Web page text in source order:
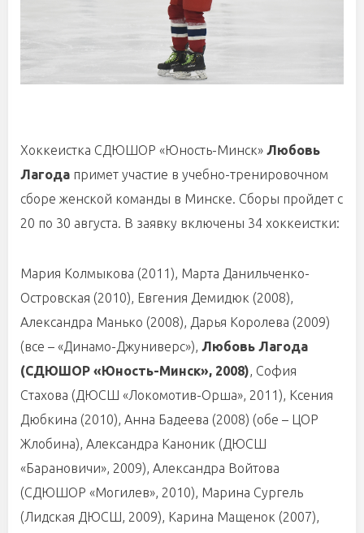
Хоккеистка СДЮШОР «Юность-Минск» Любовь
Лагода примет участие в учебно-тренировочном
сборе женской команды в Минске. Сборы пройдет с
20 по 30 августа. В заявку включены 34 хоккеистки:
Мария Колмыкова (2011), Марта Данильченко-
Островская (2010), Евгения Демидюк (2008),
Александра Манько (2008), Дарья Королева (2009)
(все – «Динамо-Джуниверс»), Любовь Лагода
(СДЮШОР «Юность-Минск», 2008), София
Стахова (ДЮСШ «Локомотив-Орша», 2011), Ксения
Дюбкина (2010), Анна Бадеева (2008) (обе – ЦОР
Жлобина), Александра Каноник (ДЮСШ
«Барановичи», 2009), Александра Войтова
(СДЮШОР «Могилев», 2010), Марина Сургель
(Лидская ДЮСШ, 2009), Карина Мащенок (2007),